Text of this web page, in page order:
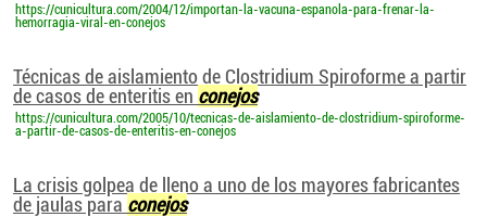
https://cunicultura.com/2004/12/importan-la-vacuna-espanola-para-frenar-la-
hemorragia-viral-en-conejos
Técnicas de aislamiento de Clostridium Spiroforme a partir
de casos de enteritis en conejos
https://cunicultura.com/2005/10/tecnicas-de-aislamiento-de-clostridium-spiroforme-
a-partir-de-casos-de-enteritis-en-conejos
La crisis golpea de lleno a uno de los mayores fabricantes
de jaulas para conejos